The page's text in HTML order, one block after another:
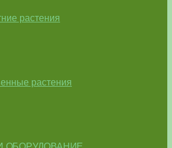
растения
растения